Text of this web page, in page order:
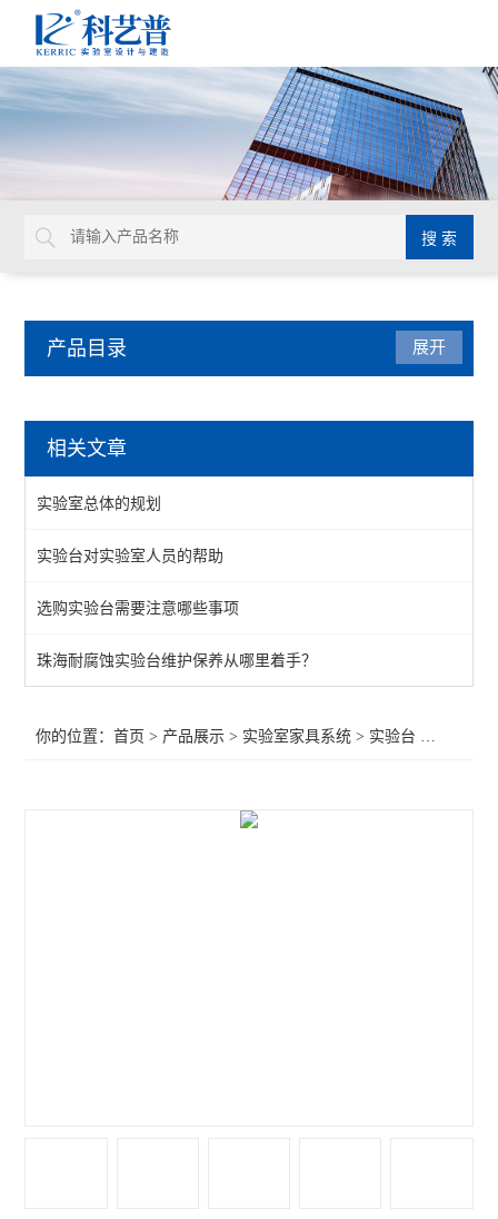
产品目录
实验台
通风柜
实验室高柜
查看全部 >>
展开
相关文章
实验室总体的规划
实验台对实验室人员的帮助
选购实验台需要注意哪些事项
珠海耐腐蚀实验台维护保养从哪里着手？
你的位置：首页 > 产品展示 > 实验室家具系统 > 实验台